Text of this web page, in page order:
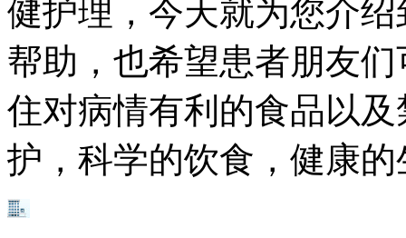
健护理，今天就为您介
帮助，也希望患者朋友
住对病情有利的食品以
护，科学的饮食，健康的